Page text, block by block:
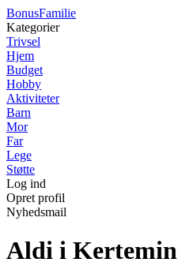
BonusFamilie
Kategorier
Trivsel
Hjem
Budget
Hobby
Aktiviteter
Barn
Mor
Far
Lege
Støtte
Log ind
Opret profil
Nyhedsmail
Aldi i